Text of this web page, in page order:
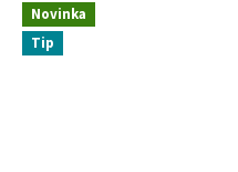
Novinka
Tip